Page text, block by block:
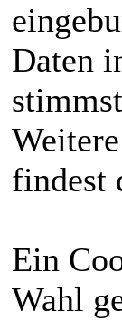
Daten
findest
Ein
Wahl